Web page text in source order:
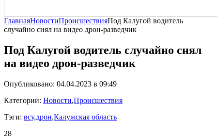
ГлавнаяНовостиПроисшествияПод Калугой водитель
случайно снял на видео дрон-разведчик
Под Калугой водитель случайно снял
на видео дрон-разведчик
Опубликовано: 04.04.2023 в 09:49
Категории: Новости,Происшествия
Тэги: всу,дрон,Калужская область
28